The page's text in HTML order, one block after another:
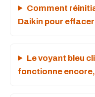
Comment
Daikin pour
Le voyant bleu
fonctionne